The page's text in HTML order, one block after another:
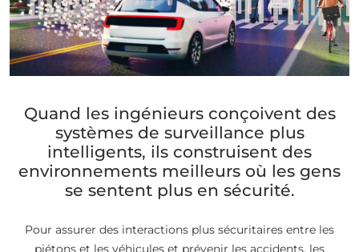
Quand les ingénieurs conçoivent des
systèmes de surveillance plus
intelligents, ils construisent des
environnements meilleurs où les gens
se sentent plus en sécurité.
Pour assurer des interactions plus sécuritaires entre les
piétons et les véhicules et prévenir les accidents, les